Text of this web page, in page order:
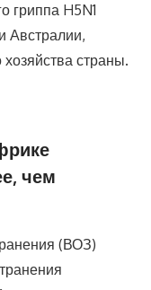
гриппа H5N1
Австралии,
страны.
чем
(ВОЗ)